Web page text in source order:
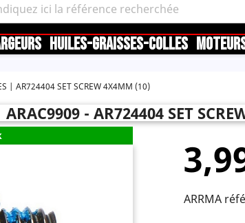
HUILES-GRAISSES-COLLES
AR724404 SET SCREW 4X4MM (10)
ARAC9909 - AR724404 SET
ARRMA